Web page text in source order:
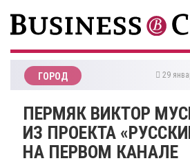
ГОРОД 29
ПЕРМЯК ВИКТОР
ИЗ ПРОЕКТА
НА ПЕРВОМ КАНАЛЕ